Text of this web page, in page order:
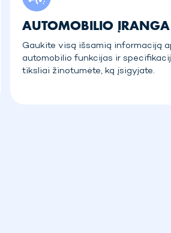
AUTOMOBILIO ĮRANGA
Gaukite visą išsamią informaciją
automobilio funkcijas ir
tiksliai žinotumėte, ką įsigyjate.